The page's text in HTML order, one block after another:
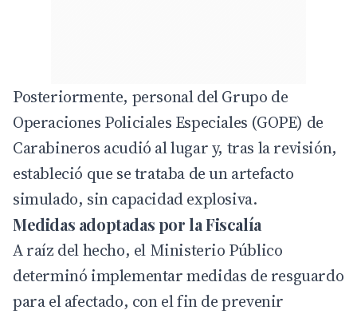
Posteriormente, personal del Grupo de
Operaciones Policiales Especiales (GOPE) de
Carabineros acudió al lugar y, tras la revisión,
estableció que se trataba de un artefacto
simulado, sin capacidad explosiva.
Medidas adoptadas por la Fiscalía
A raíz del hecho, el Ministerio Público
determinó implementar medidas de resguardo
para el afectado, con el fin de prevenir